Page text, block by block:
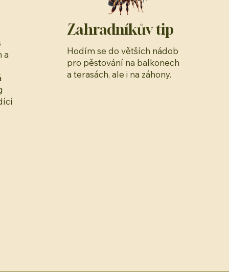
a
Zahradníkův tip
Hodím se do větších nádob
pro pěstování na balkonech
a terasách, ale i na záhony.